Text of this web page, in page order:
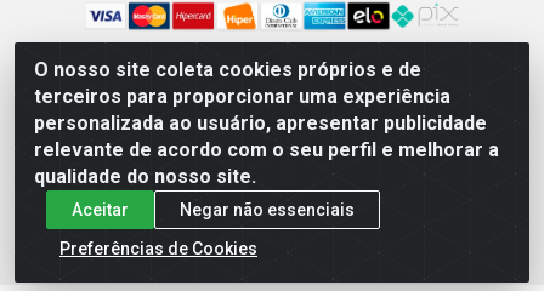
O nosso site coleta cookies próprios e de
terceiros para proporcionar uma experiência
personalizada ao usuário, apresentar publicidade
relevante de acordo com o seu perfil e melhorar a
qualidade do nosso site.
Aceitar
Negar não essenciais
Preferências de Cookies
Rafael & Dantas LTDA - Rua Floriano Peixoto, 137- Centro,
CEP: 60025-130 | CNPJ: 02.884.314/0001-20